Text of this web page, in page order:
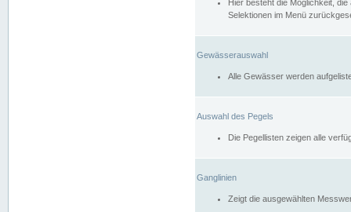
Hier besteht die Möglichkeit,
Selektionen im Menü
Gewässerauswahl
Alle Gewässer werden
Auswahl des Pegels
Die Pegellisten zeigen alle
Ganglinien
Zeigt die ausgewählten